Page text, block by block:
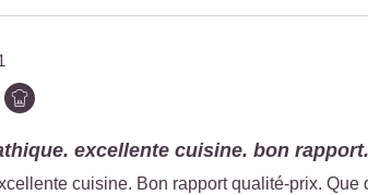
excellente cuisine. bon
cuisine. Bon rapport qualité-prix. Que